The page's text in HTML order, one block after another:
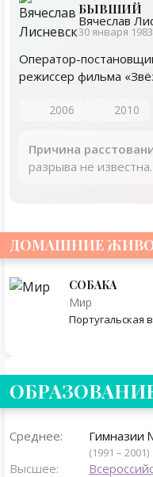
БЫВШИЙ
Вячеслав
30 января 1983
Оператор-
режиссер фильма
2006 2010
Причина
разрыва не известна.
ДОМАШНИЕ
СОБАКА
Мир
Португальская
Среднее: Гимназии
(1991 – 2001)
Высшее: